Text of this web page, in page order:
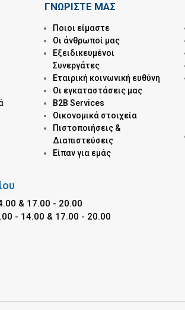
ΓΝΩΡΙΣΤΕ ΜΑΣ
Ποιοι είμαστε
Οι άνθρωποί μας
Εξειδικευμένοι
Συνεργάτες
Εταιρική κοινωνική ευθύνη
Οι εγκαταστάσεις μας
B2B Services
Οικονομικά στοιχεία
Πιστοποιήσεις &
Διαπιστεύσεις
Είπαν για εμάς
& 17.00 - 20.00
- 14.00 & 17.00 - 20.00